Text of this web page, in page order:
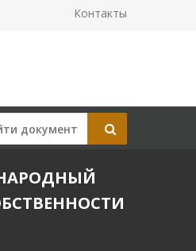
Контакты